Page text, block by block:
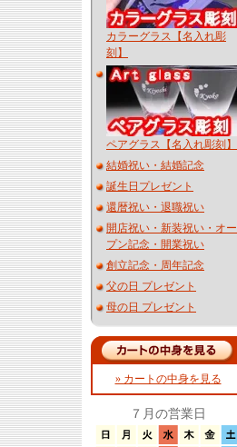
カラーグラス【名入れ彫
刻】
ペアグラス【名入れ彫刻】
結婚祝い・結婚記念
誕生日プレゼント
還暦祝い・退職祝い
開店祝い・新装祝い・オー
プン記念・開業祝い
創立記念・周年記念
父の日 プレゼント
母の日 プレゼント
» カートの中身を見る
７月の営業日